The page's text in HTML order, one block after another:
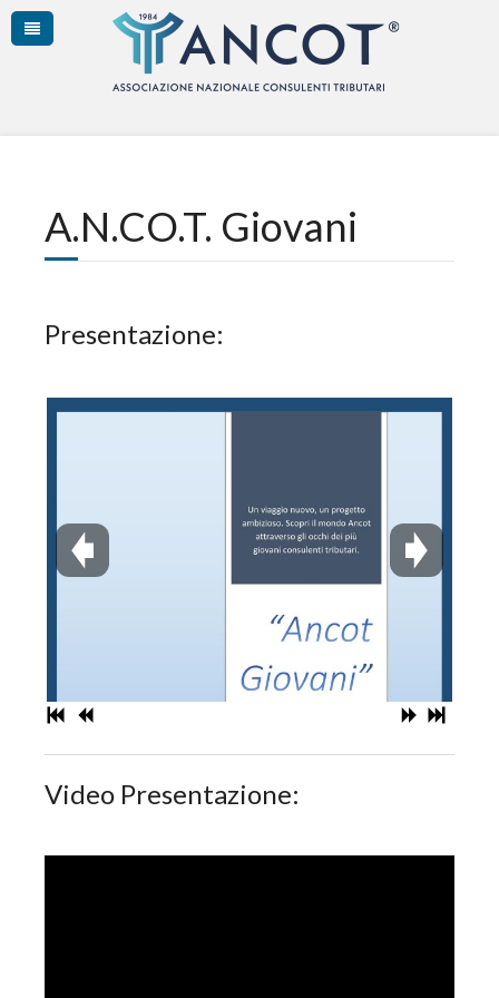
A.N.CO.T. Giovani
Presentazione:
Video Presentazione: